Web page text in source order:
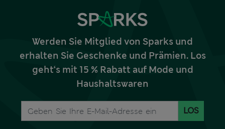
Werden Sie Mitglied von Sparks und
erhalten Sie Geschenke und Prämien. Los
geht‘s mit 15 % Rabatt auf Mode und
Haushaltswaren
LOS